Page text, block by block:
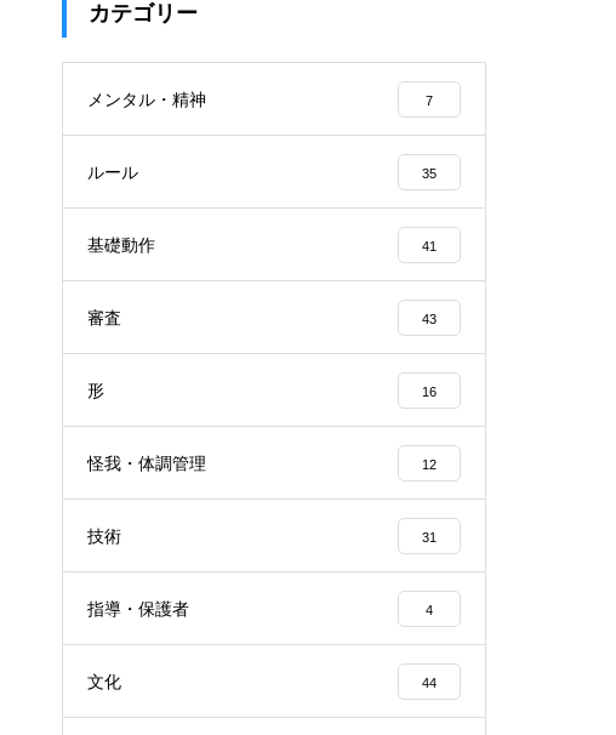
カテゴリー
メンタル・精神 7
ルール 35
基礎動作 41
審査 43
形 16
怪我・体調管理 12
技術 31
指導・保護者 4
文化 44